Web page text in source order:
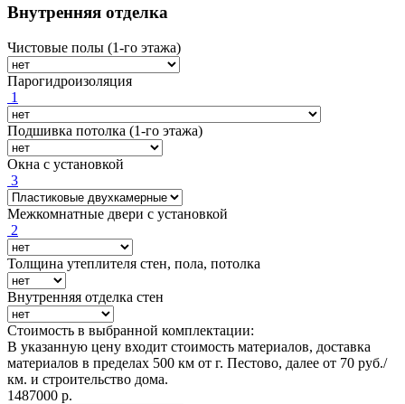
Внутренняя отделка
Чистовые полы (1-го этажа)
Парогидроизоляция
1
Подшивка потолка (1-го этажа)
Окна с установкой
3
Межкомнатные двери с установкой
2
Толщина утеплителя стен, пола, потолка
Внутренняя отделка стен
Стоимость в выбранной комплектации:
В указанную цену входит стоимость материалов, доставка
материалов в пределах 500 км от г. Пестово, далее от 70 руб./
км. и строительство дома.
1487000 р.